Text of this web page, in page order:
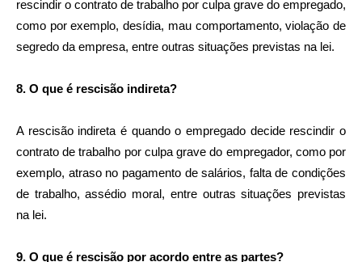
rescindir o contrato de trabalho por culpa grave do empregado,
como por exemplo, desídia, mau comportamento, violação de
segredo da empresa, entre outras situações previstas na lei.
8. O que é rescisão indireta?
A rescisão indireta é quando o empregado decide rescindir o
contrato de trabalho por culpa grave do empregador, como por
exemplo, atraso no pagamento de salários, falta de condições
de trabalho, assédio moral, entre outras situações previstas
na lei.
9. O que é rescisão por acordo entre as partes?